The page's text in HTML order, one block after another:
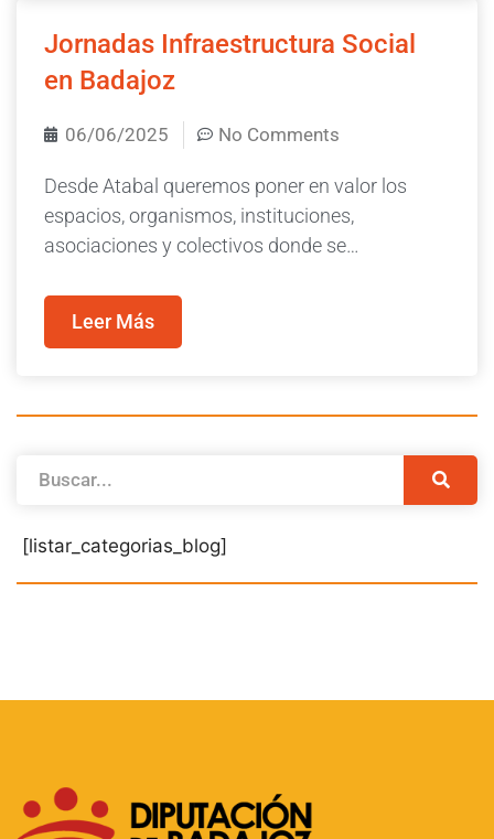
Jornadas Infraestructura Social
en Badajoz
06/06/2025 No Comments
Desde Atabal queremos poner en valor los
espacios, organismos, instituciones,
asociaciones y colectivos donde se…
Leer Más
[listar_categorias_blog]